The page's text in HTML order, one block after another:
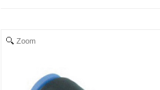
Zoom